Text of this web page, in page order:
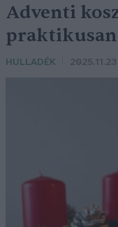
Adventi
praktikusan
HULLADÉK 2025.11.23